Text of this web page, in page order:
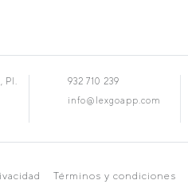
Pl.
932 710 239
info@lexgoapp.com
Términos y condiciones